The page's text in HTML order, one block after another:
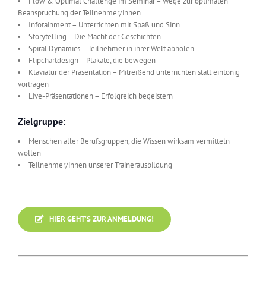
Beanspruchung der Teilnehmer/innen
Infotainment – Unterrichten mit Spaß und Sinn
Storytelling – Die Macht der Geschichten
Spiral Dynamics – Teilnehmer in ihrer Welt abholen
Flipchartdesign – Plakate, die bewegen
Klaviatur der Präsentation – Mitreißend unterrichten statt eintönig
vortragen
Live-Präsentationen – Erfolgreich begeistern
Zielgruppe:
Menschen aller Berufsgruppen, die Wissen wirksam vermitteln
wollen
Teilnehmer/innen unserer Trainerausbildung
HIER GEHT’S ZUR ANMELDUNG!